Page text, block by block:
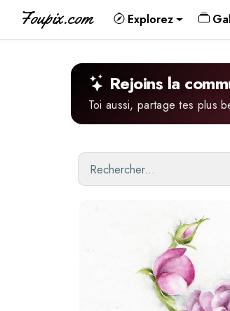
Foupix.com Explorez
Rejoins la
Toi aussi, partage tes plus